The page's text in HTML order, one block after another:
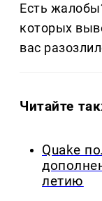
Есть
которых
вас
Читайте
Quake
летию